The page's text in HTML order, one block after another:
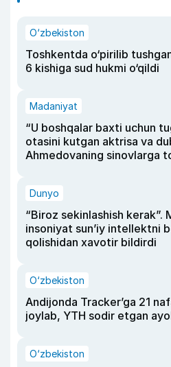
O‘zbekiston
Toshkentda o‘pirilib
6 kishiga sud hukmi o‘qildi
Madaniyat
“U boshqalar baxti uchun
otasini kutgan aktrisa va
Ahmedovaning sinovlarga
Dunyo
“Biroz sekinlashish kerak”.
insoniyat sun’iy intellektni
qolishidan xavotir bildirdi
O‘zbekiston
Andijonda Tracker’ga 21
joylab, YTH sodir etgan
O‘zbekiston